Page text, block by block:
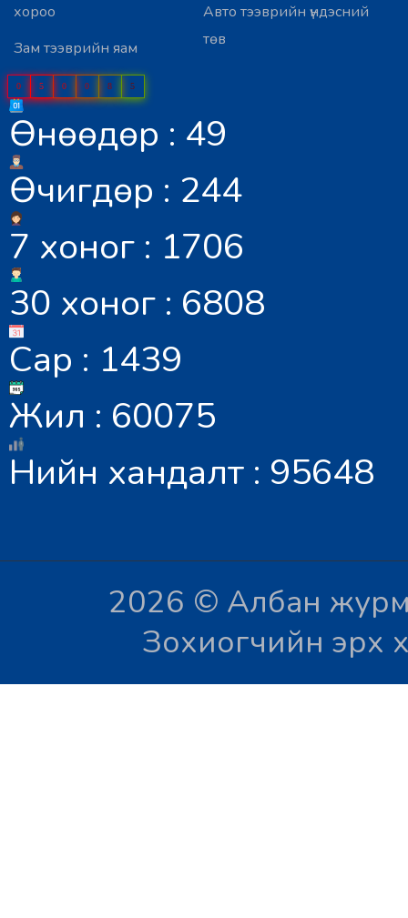
хороо
Зам тээврийн яам
Авто тээврийн үндэсний
төв
0 5 0 0 8 5
Өнөөдөр : 49
Өчигдөр : 244
7 хоног : 1706
30 хоног : 6808
Сар : 1439
Жил : 60075
Нийн хандалт : 95648
2026 © Албан
Зохиогчийн эрх